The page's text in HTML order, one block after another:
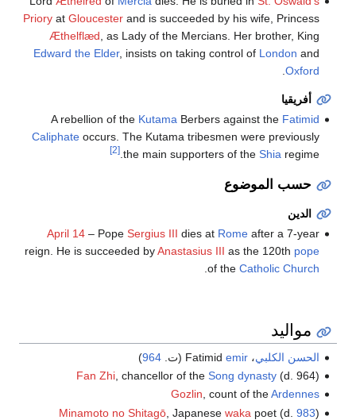
Prioryat Gloucesterand is succeeded by his wife, Princess
Æthelflæd , as Lady of the Mercians. Her brother, King
Edward the Elder, insists on taking control of London and
Oxford
أفريقيا
A rebellion of the Kutama Berbers against the Fatimid
Caliphateoccurs. The Kutama tribesmen were previously
the main supporters of the Shia regime.
[2]
حسب الموضوع
الدين
April 14– Pope Sergius III dies at Romeafter a 7-year
reign. He is succeeded byAnastasius III as the 120th pope
of the Catholic Church
مواليد
الحسن الكلبي، Fatimidemir (ت.964
)
Fan Zhi, chancellor of the Song dynasty(d. 964)
Gozlin, count of theArdennes
Minamoto no Shitagō, Japanese waka poet (d. 983)